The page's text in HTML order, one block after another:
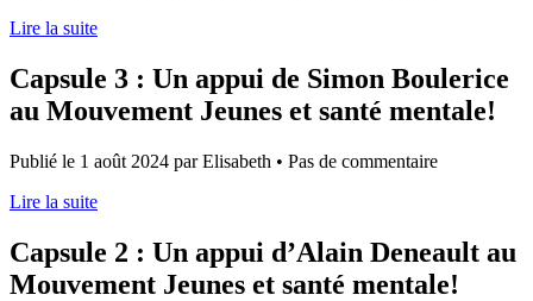
Lire la suite
Capsule 3 : Un appui de Simon Boulerice
au Mouvement Jeunes et santé mentale!
Publié le 1 août 2024 par Elisabeth • Pas de commentaire
Lire la suite
Capsule 2 : Un appui d’Alain Deneault au
Mouvement Jeunes et santé mentale!